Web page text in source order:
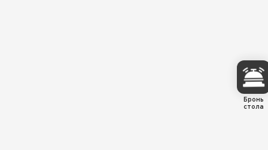
Бронь
стола